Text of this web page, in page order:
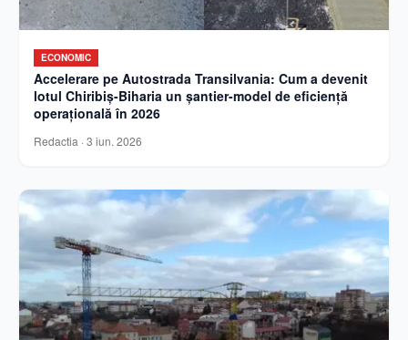
ECONOMIC
Accelerare pe Autostrada Transilvania: Cum a devenit
lotul Chiribiș-Biharia un șantier-model de eficiență
operațională în 2026
Redactia · 3 iun. 2026